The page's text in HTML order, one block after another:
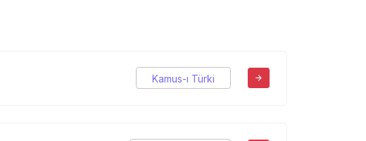
Kamus-ı Türki